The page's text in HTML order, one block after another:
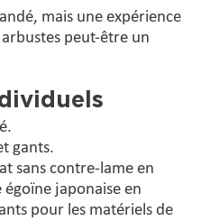
mais une expérience
peut-être un
gants.
sans contre-lame en
égoïne japonaise en
pour les matériels de